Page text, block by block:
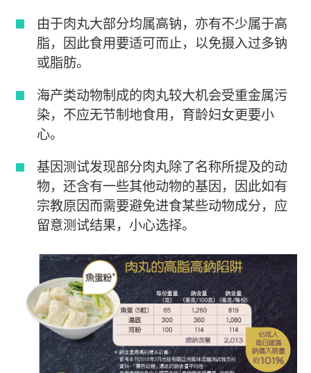
由于肉丸大部分均属高钠，亦有不少属于高
脂，因此食用要适可而止，以免摄入过多钠
或脂肪。
海产类动物制成的肉丸较大机会受重金属污
染，不应无节制地食用，育龄妇女更要小
心。
基因测试发现部分肉丸除了名称所提及的动
物，还含有一些其他动物的基因，因此如有
宗教原因而需要避免进食某些动物成分，应
留意测试结果，小心选择。